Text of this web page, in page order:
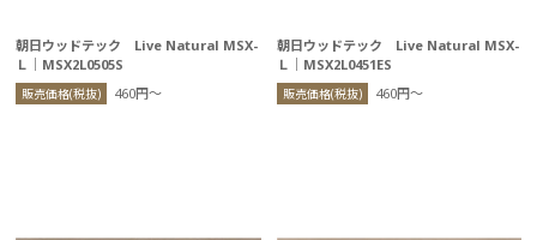
朝日ウッドテック Live Natural MSX-
Ｌ｜MSX2L0505S
販売価格(税抜) 460円〜
朝日ウッドテック Live Natural MSX-
Ｌ｜MSX2L0451ES
販売価格(税抜) 460円〜